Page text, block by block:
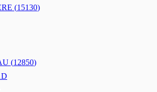
(15130)
(12850)